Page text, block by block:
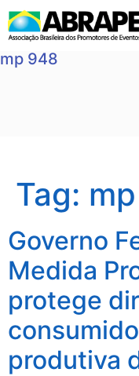
mp 948
Tag:
Governo
Medida
protege
produtiva